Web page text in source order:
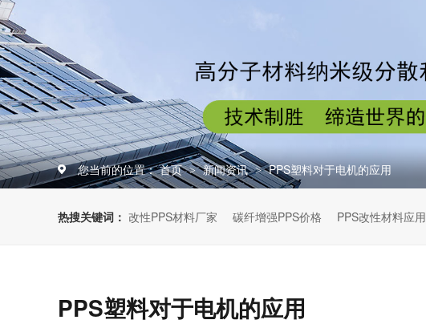
您当前的位置： 首页 > 新闻资讯 > PPS塑料对于电机的应用
热搜关键词： 改性PPS材料厂家 碳纤增强PPS价格 PPS改性材料应用
PPS塑料对于电机的应用